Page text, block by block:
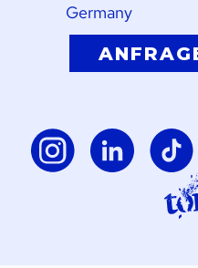
Germany